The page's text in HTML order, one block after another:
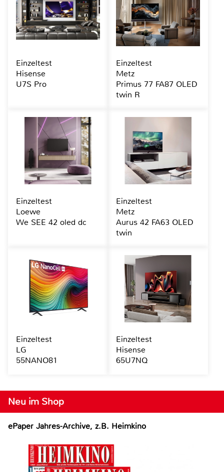
Neu im Shop
ePaper Jahres-Archive, z.B. Heimkino
Einzeltest
Hisense
U7S Pro
Einzeltest
Metz
Primus 77 FA87 OLED
twin R
Einzeltest
Loewe
We SEE 42 oled dc
Einzeltest
Metz
Aurus 42 FA63 OLED
twin
Einzeltest
LG
55NANO81
Einzeltest
Hisense
65U7NQ